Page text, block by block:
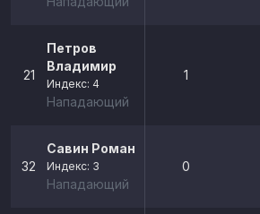
21
Петров
Владимир
Индекс: 4
Нападающий
1
32
Савин Роман
Индекс: 3
Нападающий
0